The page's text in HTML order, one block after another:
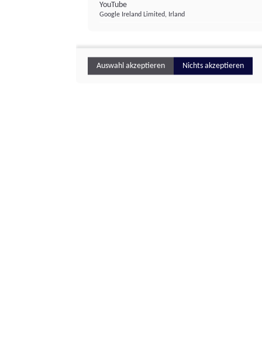
YouTube
Google Ireland Limited, Irland
Auswahl akzeptieren Nichts akzeptieren